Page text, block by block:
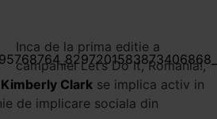
Inca de la prima editie a
campaniei Let’s Do It, Romania!,
Kimberly Clark se implica activ in
de implicare sociala din